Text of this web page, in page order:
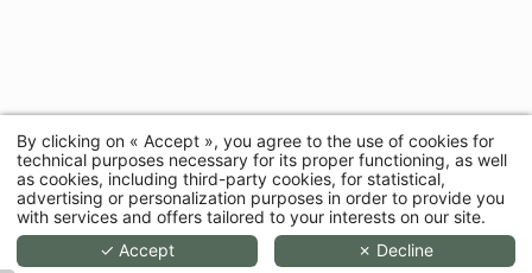
By clicking on « Accept », you agree to the use of cookies for
technical purposes necessary for its proper functioning, as well
as cookies, including third-party cookies, for statistical,
advertising or personalization purposes in order to provide you
with services and offers tailored to your interests on our site.
✓ Accept
✗ Decline